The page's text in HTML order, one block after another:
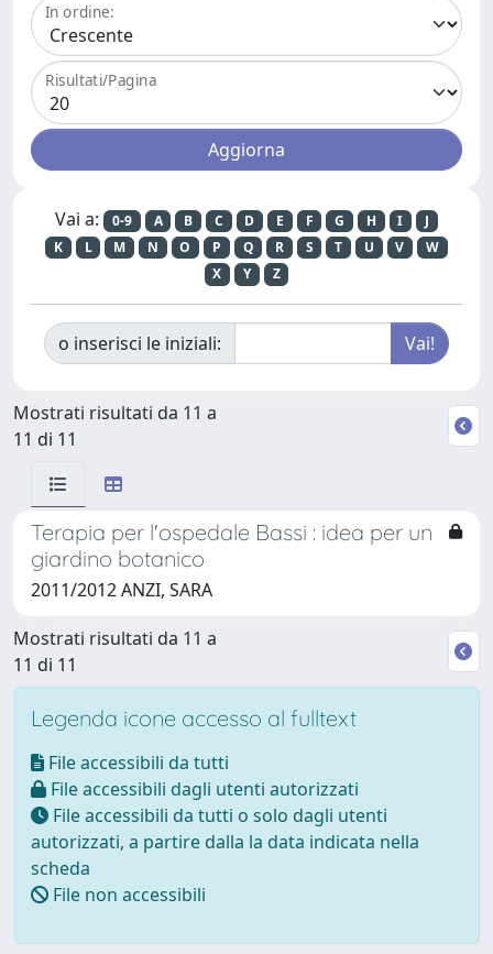
In ordine:
Risultati/Pagina
Vai a: 0-9 A B C D E F G H I
J
K
L M N O P Q R S T U V
W
X
Y Z
o inserisci le iniziali:
Mostrati risultati da 11 a
11 di 11
Terapia per l'ospedale Bassi : idea per un
giardino botanico
2011/2012 ANZI, SARA
Mostrati risultati da 11 a
11 di 11
Legenda icone accesso al fulltext
File accessibili da tutti
File accessibili dagli utenti autorizzati
File accessibili da tutti o solo dagli utenti
autorizzati, a partire dalla la data indicata nella
scheda
File non accessibili